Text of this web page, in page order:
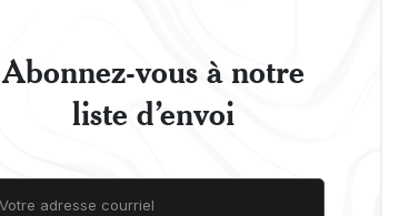
Abonnez-vous à notre
liste d’envoi